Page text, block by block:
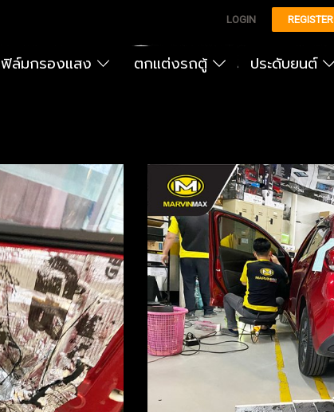
LOGIN REGISTER
ฟิล์มกรองแสง ตกแต่งรถตู้ ประดับยนต์